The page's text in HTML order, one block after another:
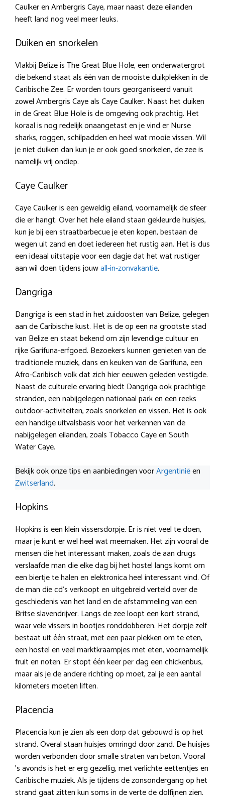
Caulker en Ambergris Caye, maar naast deze eilanden
heeft land nog veel meer leuks.
Duiken en snorkelen
Vlakbij Belize is The Great Blue Hole, een onderwatergrot
die bekend staat als één van de mooiste duikplekken in de
Caribische Zee. Er worden tours georganiseerd vanuit
zowel Ambergris Caye als Caye Caulker. Naast het duiken
in de Great Blue Hole is de omgeving ook prachtig. Het
koraal is nog redelijk onaangetast en je vind er Nurse
sharks, roggen, schilpadden en heel wat mooie vissen. Wil
je niet duiken dan kun je er ook goed snorkelen, de zee is
namelijk vrij ondiep.
Caye Caulker
Caye Caulker is een geweldig eiland, voornamelijk de sfeer
die er hangt. Over het hele eiland staan gekleurde huisjes,
kun je bij een straatbarbecue je eten kopen, bestaan de
wegen uit zand en doet iedereen het rustig aan. Het is dus
een ideaal uitstapje voor een dagje dat het wat rustiger
aan wil doen tijdens jouwall-in-zonvakantie.
Dangriga
Dangriga is een stad in het zuidoosten van Belize, gelegen
aan de Caribische kust. Het is de op een na grootste stad
van Belize en staat bekend om zijn levendige cultuur en
rijke Garifuna-erfgoed. Bezoekers kunnen genieten van de
traditionele muziek, dans en keuken van de Garifuna, een
Afro-Caribisch volk dat zich hier eeuwen geleden vestigde.
Naast de culturele ervaring biedt Dangriga ook prachtige
stranden, een nabijgelegen nationaal park en een reeks
outdoor-activiteiten, zoals snorkelen en vissen. Het is ook
een handige uitvalsbasis voor het verkennen van de
nabijgelegen eilanden, zoals Tobacco Caye en South
Water Caye.
Bekijk ook onze tips en aanbiedingen voorArgentiniëen
Zwitserland.
Hopkins
Hopkins is een klein vissersdorpje. Er is niet veel te doen,
maar je kunt er wel heel wat meemaken. Het zijn vooral de
mensen die het interessant maken, zoals de aan drugs
verslaafde man die elke dag bij het hostel langs komt om
een biertje te halen en elektronica heel interessant vind. Of
de man die cd’s verkoopt en uitgebreid verteld over de
geschiedenis van het land en de afstammeling van een
Britse slavendrijver. Langs de zee loopt een kort strand,
waar vele vissers in bootjes ronddobberen. Het dorpje zelf
bestaat uit één straat, met een paar plekken om te eten,
een hostel en veel marktkraampjes met eten, voornamelijk
fruit en noten. Er stopt één keer per dag een chickenbus,
maar als je de andere richting op moet, zal je een aantal
kilometers moeten liften.
Placencia
Placencia kun je zien als een dorp dat gebouwd is op het
strand. Overal staan huisjes omringd door zand. De huisjes
worden verbonden door smalle straten van beton. Vooral
’s avonds is het er erg gezellig, met verlichte eettentjes en
Caribische muziek. Als je tijdens de zonsondergang op het
strand gaat zitten kun soms in de verte de dolfijnen zien.